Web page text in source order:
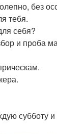
без
тебя.
себя?
и проба
субботу